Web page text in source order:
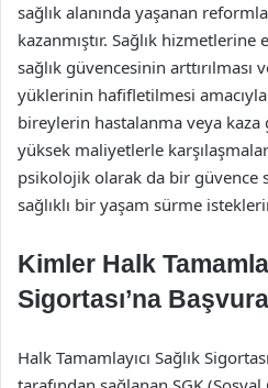
sağlık alanında yaşanan
kazanmıştır. Sağlık hizmetlerine
sağlık güvencesinin arttırılması
yüklerinin hafifletilmesi
bireylerin hastalanma veya kaza
yüksek maliyetlerle
psikolojik olarak da bir güvence
sağlıklı bir yaşam sürme
Kimler Halk
Sigortası’na
Halk Tamamlayıcı Sağlık